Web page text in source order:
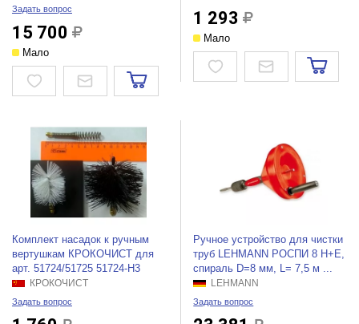
Задать вопрос
15 700
Мало
1 293
Мало
Комплект насадок к ручным
вертушкам КРОКОЧИСТ для
арт. 51724/51725 51724-H3
КРОКОЧИСТ
Задать вопрос
Ручное устройство для чистки
труб LEHMANN РОСПИ 8 H+E,
спираль D=8 мм, L= 7,5 м ...
LEHMANN
Задать вопрос